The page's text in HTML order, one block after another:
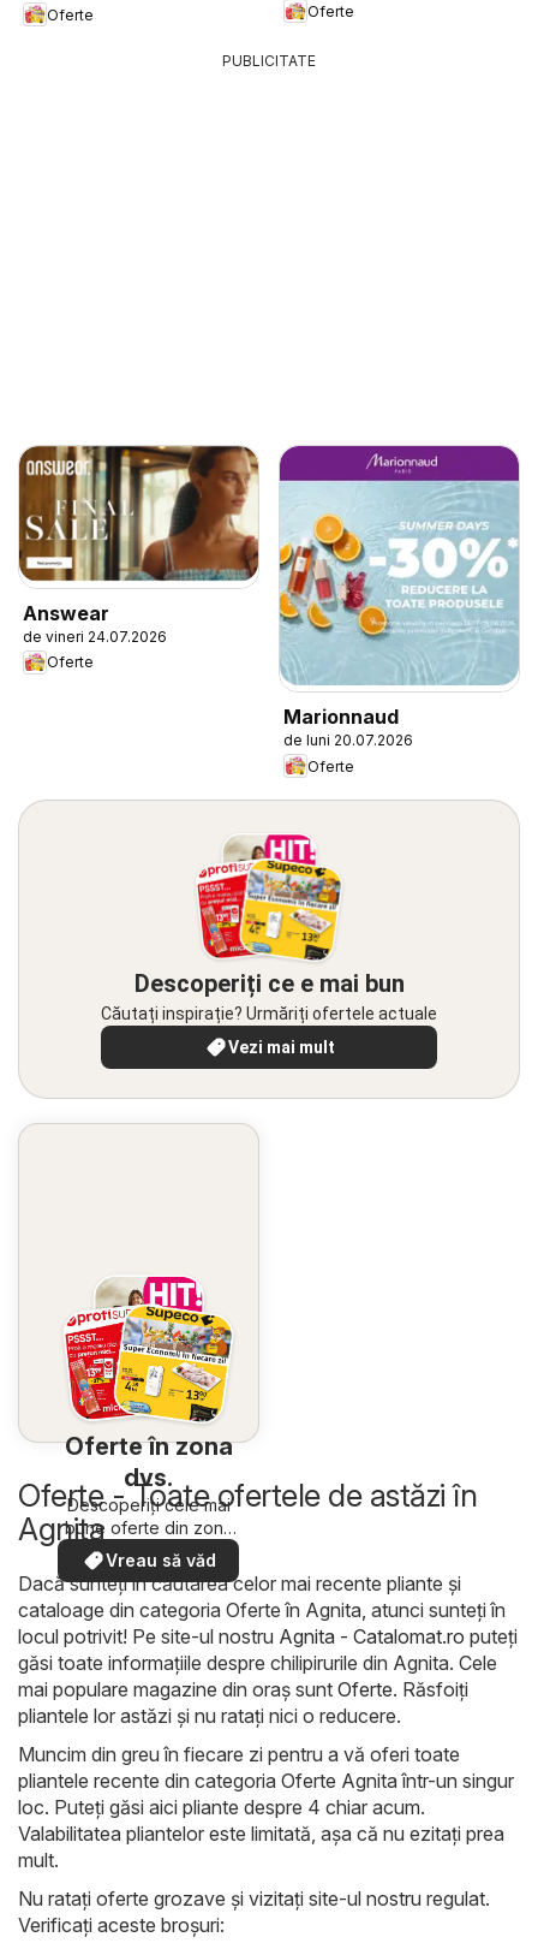
Oferte
Oferte
PUBLICITATE
Answear
de vineri 24.07.2026
Oferte
Marionnaud
de luni 20.07.2026
Oferte
Descoperiți ce e mai bun
Căutați inspirație? Urmăriți ofertele actuale
Vezi mai mult
Oferte în zona
dvs.
Descoperiți cele mai
bune oferte din zona
dumneavoastră
Vreau să văd
Oferte - Toate ofertele de astăzi în
Agnita
Dacă sunteți în căutarea celor mai recente pliante și
cataloage din categoria Oferte în Agnita, atunci sunteți în
locul potrivit! Pe site-ul nostru Agnita - Catalomat.ro puteți
găsi toate informațiile despre chilipirurile din Agnita. Cele
mai populare magazine din oraș sunt Oferte. Răsfoiți
pliantele lor astăzi și nu ratați nici o reducere.
Muncim din greu în fiecare zi pentru a vă oferi toate
pliantele recente din categoria Oferte Agnita într-un singur
loc. Puteți găsi aici pliante despre 4 chiar acum.
Valabilitatea pliantelor este limitată, așa că nu ezitați prea
mult.
Nu ratați oferte grozave și vizitați site-ul nostru regulat.
Verificați aceste broșuri: